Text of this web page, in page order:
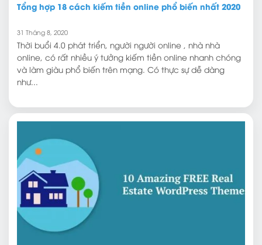
Tổng hợp 18 cách kiếm tiền online phổ biến nhất 2020
31 Tháng 8, 2020
Thời buổi 4.0 phát triển, người người online , nhà nhà
online, có rất nhiều ý tưởng kiếm tiền online nhanh chóng
và làm giàu phổ biến trên mạng. Có thực sự dễ dàng
như...